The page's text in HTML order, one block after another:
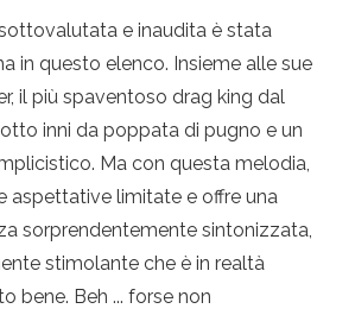
e inaudita è stata
in questo elenco. Insieme alle sue
il più spaventoso drag king dal
inni da poppata di pugno e un
Ma con questa melodia,
aspettative limitate e offre una
sorprendentemente sintonizzata,
stimolante che è in realtà
bene. Beh ... forse non